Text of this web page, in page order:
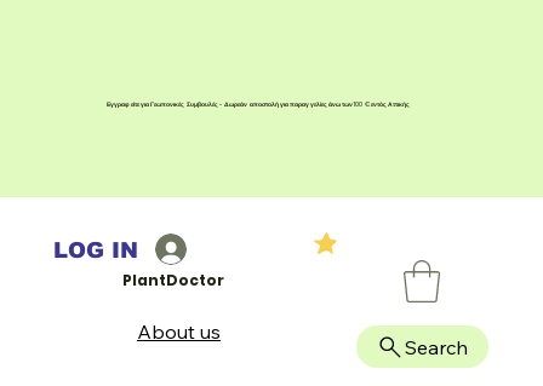
Εγγραφείτε για Γεωπονικές Συμβουλές - Δωρεάν αποστολή για παραγγελίες άνω των 100 € εντός Αττικής
PlantDoctor
Search
LOG IN
About us